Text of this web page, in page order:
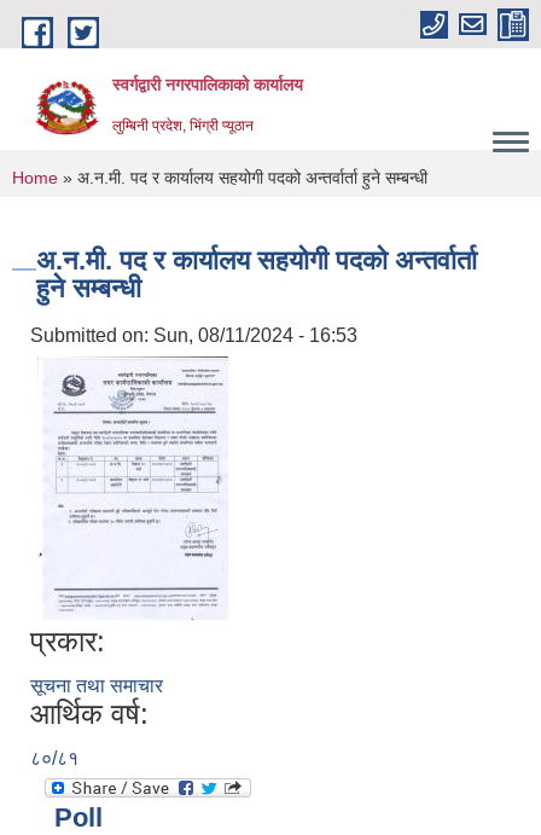
Skip to main content
स्वर्गद्वारी नगरपालिकाको कार्यालय
लुम्बिनी प्रदेश, भिंग्री प्यूठान
You are here
Home » अ.न.मी. पद र कार्यालय सहयोगी पदको अन्तर्वार्ता हुने सम्बन्धी
अ.न.मी. पद र कार्यालय सहयोगी पदको अन्तर्वार्ता
हुने सम्बन्धी
Submitted on: Sun, 08/11/2024 - 16:53
प्रकार:
सूचना तथा समाचार
आर्थिक वर्ष:
८०/८१
Poll